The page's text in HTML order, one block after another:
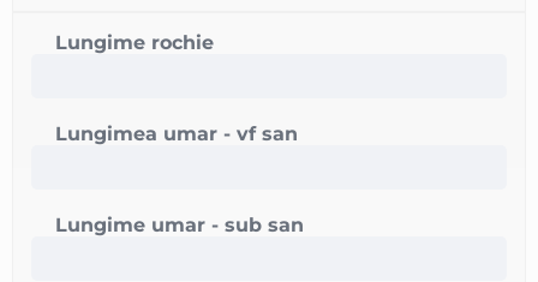
Lungime rochie
Lungimea umar - vf san
Lungime umar - sub san